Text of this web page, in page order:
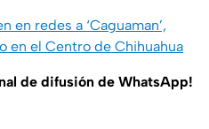
en redes a ‘Caguaman’,
en el Centro de Chihuahua
de difusión de WhatsApp!